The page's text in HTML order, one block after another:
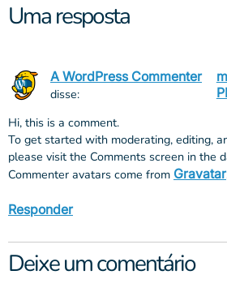
Uma resposta
A WordPress Commenter
disse:
Hi, this is a comment.
To get started with moderating, editing,
please visit the Comments screen in the
Commenter avatars come from Gravatar
Responder
Deixe um comentário